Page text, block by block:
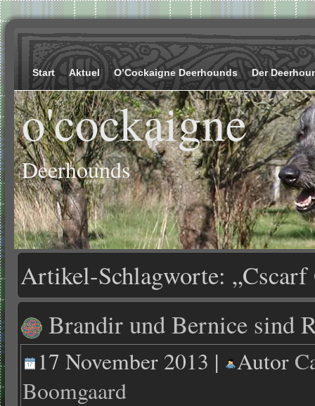
Start Aktuel O’Cockaigne Deerhounds Der
o'cockaigne
Deerhounds
Artikel-Schlagworte: „Cscarf
Brandir und Bernice sind
17 November 2013 | Autor
Boomgaard